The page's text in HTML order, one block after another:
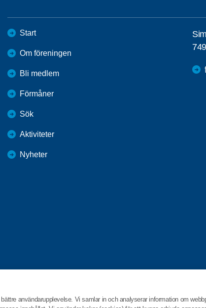
användarupplevelse. Vi samlar in och analyserar information om
Start
Om föreningen
Bli medlem
Förmåner
Sök
Aktiviteter
Nyheter